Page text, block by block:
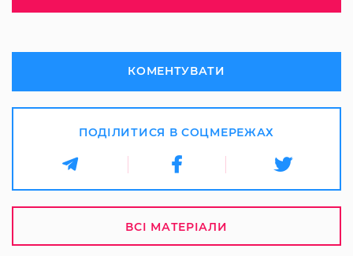
КОМЕНТУВАТИ
ПОДІЛИТИСЯ В СОЦМЕРЕЖАХ
ВСІ МАТЕРІАЛИ